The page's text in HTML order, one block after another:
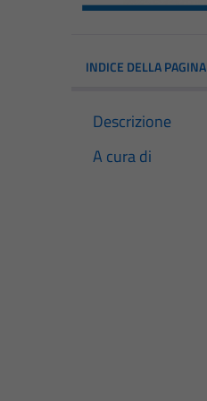
INDICE DELLA PAGINA
Descrizione
A cura di